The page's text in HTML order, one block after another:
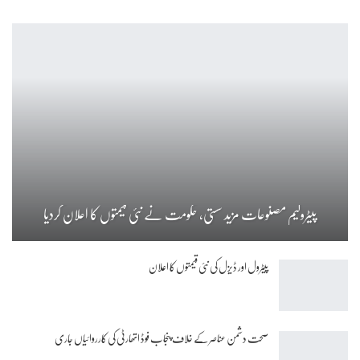
پیٹرولیم مصنوعات مزید سستی، حکومت نے نئی قیمتوں کا اعلان کردیا
پیٹرول اور ڈیزل کی نئی قیمتوں کا اعلان
صحت دشمن عناصر کے خلاف پنجاب فوڈ اتھارٹی کی کارروائیاں جاری